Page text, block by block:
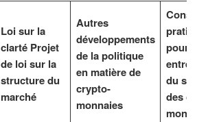
Loi sur la
clarté Projet
de loi sur la
structure du
marché
Autres
développements
de la politique
en matière de
crypto-
monnaies
pour
du
des